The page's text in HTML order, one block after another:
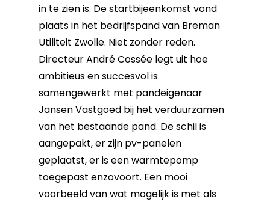
in te zien is. De startbijeenkomst vond
plaats in het bedrijfspand van Breman
Utiliteit Zwolle. Niet zonder reden.
Directeur André Cossée legt uit hoe
ambitieus en succesvol is
samengewerkt met pandeigenaar
Jansen Vastgoed bij het verduurzamen
van het bestaande pand. De schil is
aangepakt, er zijn pv-panelen
geplaatst, er is een warmtepomp
toegepast enzovoort. Een mooi
voorbeeld van wat mogelijk is met als